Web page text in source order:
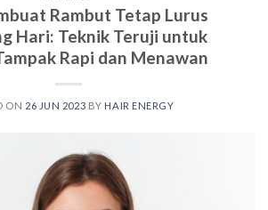
Rambut Tetap Lurus
Hari: Teknik Teruji untuk
Rapi dan Menawan
ON 26 JUN 2023 BY HAIR ENERGY